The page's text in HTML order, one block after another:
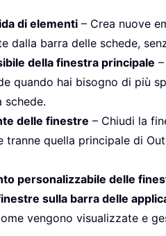
di elementi – Crea nuove
dalla barra delle schede,
della finestra principale
quando hai bisogno di più
schede.
delle finestre – Chiudi la
tranne quella principale di
personalizzabile delle
sulla barra delle
vengono visualizzate e